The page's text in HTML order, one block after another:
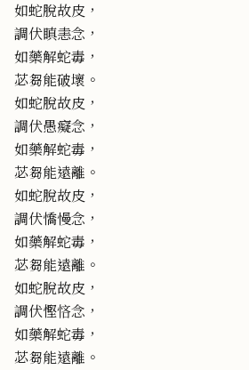
如蛇脫故皮，
調伏瞋恚念，
如藥解蛇毒，
苾芻能破壞。
如蛇脫故皮，
調伏愚癡念，
如藥解蛇毒，
苾芻能遠離。
如蛇脫故皮，
調伏憍慢念，
如藥解蛇毒，
苾芻能遠離。
如蛇脫故皮，
調伏慳悋念，
如藥解蛇毒，
苾芻能遠離。